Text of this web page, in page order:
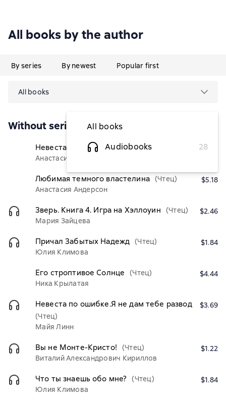
All books by the author
By series By newest Popular first
All books
All books
Audiobooks
28
Without series
Невеста темного властелина (Чтец)
Анастасия Андерсон
$4.68
Любимая темного властелина (Чтец)
Анастасия Андерсон
$5.18
Зверь. Книга 4. Игра на Хэллоуин
(Чтец)
Мария Зайцева
$2.46
Причал Забытых Надежд (Чтец)
Юлия Климова
$1.84
Его строптивое Солнце
(Чтец)
Ника Крылатая
$4.44
Невеста по ошибке.Я не дам тебе развод
(Чтец)
Майя Линн
$3.69
Вы не Монте-Кристо!
(Чтец)
Виталий Александрович Кириллов
$1.22
Что ты знаешь обо мне? (Чтец)
Юлия Климова
$1.84